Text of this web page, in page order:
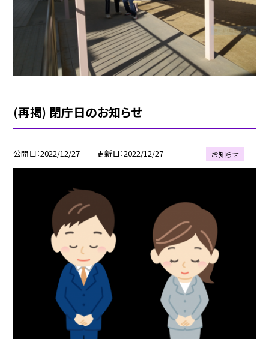
(再掲) 閉庁日のお知らせ
公開日 2022/12/27 更新日 2022/12/27 お知らせ